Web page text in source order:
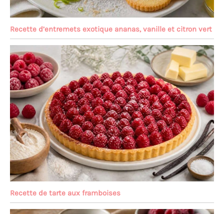
Recette d’entremets exotique ananas, vanille et citron vert
Recette de tarte aux framboises